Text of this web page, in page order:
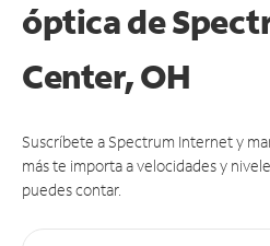
óptica de
Center, OH
Suscríbete a Spectrum Internet y
más te importa a velocidades y
puedes contar.